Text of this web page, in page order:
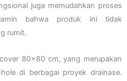
juga memudahkan proses
bahwa produk ini tidak
rumit.
80×80 cm, yang merupakan
di berbagai proyek drainase.